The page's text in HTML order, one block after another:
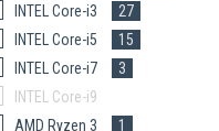
INTEL Core-i3
27
INTEL Core-i5
15
INTEL Core-i7
3
INTEL Core-i9
AMD Ryzen 3
1